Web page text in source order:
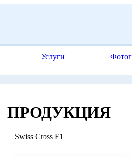
Услуги
ПРОДУКЦИЯ
Swiss Cross F1